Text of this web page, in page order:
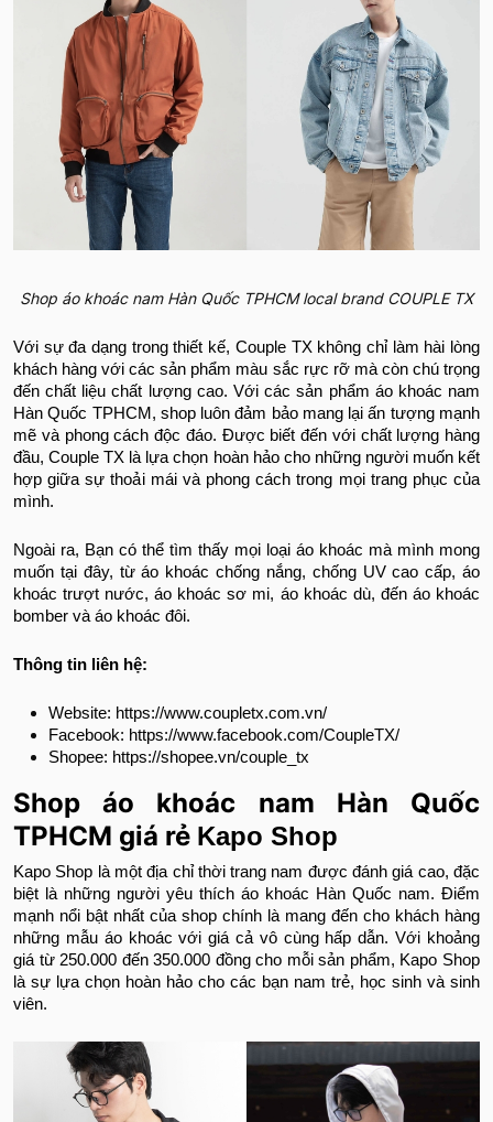
Shop áo khoác nam Hàn Quốc TPHCM local brand COUPLE TX
Với sự đa dạng trong thiết kế, Couple TX không chỉ làm hài lòng
khách hàng với các sản phẩm màu sắc rực rỡ mà còn chú trọng
đến chất liệu chất lượng cao. Với các sản phẩm áo khoác nam
Hàn Quốc TPHCM, shop luôn đảm bảo mang lại ấn tượng mạnh
mẽ và phong cách độc đáo. Được biết đến với chất lượng hàng
đầu, Couple TX là lựa chọn hoàn hảo cho những người muốn kết
hợp giữa sự thoải mái và phong cách trong mọi trang phục của
mình.
Ngoài ra, Bạn có thể tìm thấy mọi loại áo khoác mà mình mong
muốn tại đây, từ áo khoác chống nắng, chống UV cao cấp, áo
khoác trượt nước, áo khoác sơ mi, áo khoác dù, đến áo khoác
bomber và áo khoác đôi.
Thông tin liên hệ:
Website: https://www.coupletx.com.vn/
Facebook: https://www.facebook.com/CoupleTX/
Shopee: https://shopee.vn/couple_tx
Shop áo khoác nam Hàn Quốc
TPHCM giá rẻ Kapo Shop
Kapo Shop là một địa chỉ thời trang nam được đánh giá cao, đặc
biệt là những người yêu thích áo khoác Hàn Quốc nam. Điểm
mạnh nổi bật nhất của shop chính là mang đến cho khách hàng
những mẫu áo khoác với giá cả vô cùng hấp dẫn. Với khoảng
giá từ 250.000 đến 350.000 đồng cho mỗi sản phẩm, Kapo Shop
là sự lựa chọn hoàn hảo cho các bạn nam trẻ, học sinh và sinh
viên.